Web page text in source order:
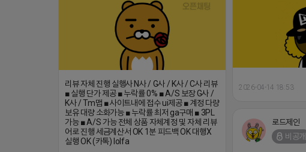
2026-04-14 18:53
리뷰 자체 진행 실행사 N사 / G사 / K사 / C사 리뷰
■ 실행 단가 제공 ■ 누락률 0% ■ A/S 보장 G사 /
K사 / Tm맵 ■ 사이트내에 접수 ui제공 ■ 계정 다량
보유 대량 소화가능 ■ 누락률 최저 ga구매 ■ 3PL
가능 ■ A/S 가능 전체 상품 자체계정 및 자체 리뷰
어로 진행 세금계산서 OK 1분 피드백 OK 대행X
실행 OK (카톡) lolfa
로드제인
비공개